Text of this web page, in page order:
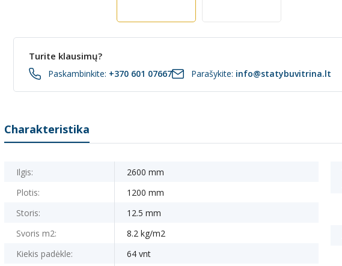
Turite klausimų?
Paskambinkite: +370 601 07667 Parašykite: info@statybuvitrina.lt
Charakteristika
Ilgis:
2600 mm
Plotis:
1200 mm
Storis:
12.5 mm
Svoris m2:
8.2 kg/m2
Kiekis padėkle:
64 vnt